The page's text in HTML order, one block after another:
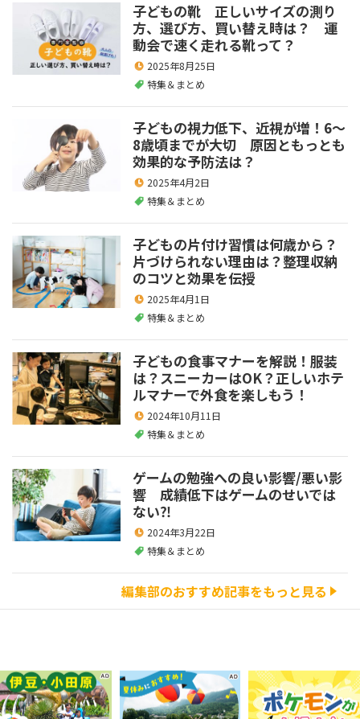
子どもの靴 正しいサイズの測り
方、選び方、買い替え時は？ 運
動会で速く走れる靴って？
2025年8月25日
特集＆まとめ
子どもの視力低下、近視が増！6～
8歳頃までが大切 原因ともっとも
効果的な予防法は？
2025年4月2日
特集＆まとめ
子どもの片付け習慣は何歳から？
片づけられない理由は？整理収納
のコツと効果を伝授
2025年4月1日
特集＆まとめ
子どもの食事マナーを解説！服装
は？スニーカーはOK？正しいホテ
ルマナーで外食を楽しもう！
2024年10月11日
特集＆まとめ
ゲームの勉強への良い影響/悪い影
響 成績低下はゲームのせいでは
ない⁈
2024年3月22日
特集＆まとめ
編集部のおすすめ記事をもっと見る